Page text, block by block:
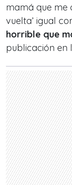
mamá que me
vuelta’ igual
horrible que
publicación en